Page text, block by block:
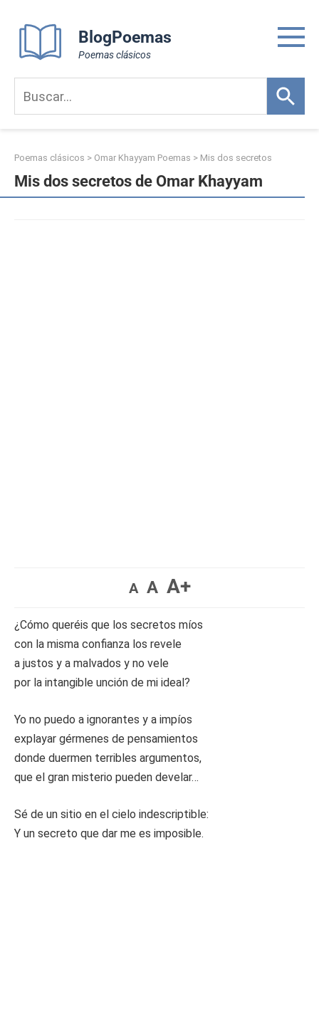
content
BlogPoemas
Poemas clásicos
Poemas clásicos > Omar Khayyam Poemas > Mis dos secretos
Mis dos secretos de Omar Khayyam
A A A+
¿Cómo queréis que los secretos míos
con la misma confianza los revele
a justos y a malvados y no vele
por la intangible unción de mi ideal?
Yo no puedo a ignorantes y a impíos
explayar gérmenes de pensamientos
donde duermen terribles argumentos,
que el gran misterio pueden develar…
Sé de un sitio en el cielo indescriptible:
Y un secreto que dar me es imposible.